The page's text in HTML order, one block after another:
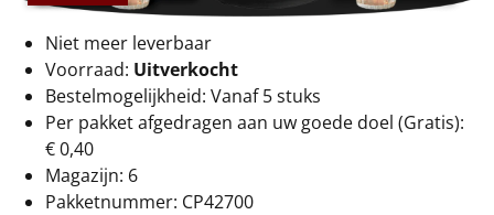
Origineel
Rituals
Luxe
Niet meer leverbaar
Voorraad: Uitverkocht
Bestelmogelijkheid: Vanaf 5 stuks
Per pakket afgedragen aan uw goede doel (Gratis):
€ 0,40
Magazijn: 6
Pakketnummer: CP42700